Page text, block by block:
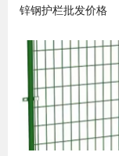
锌钢护栏批发价格